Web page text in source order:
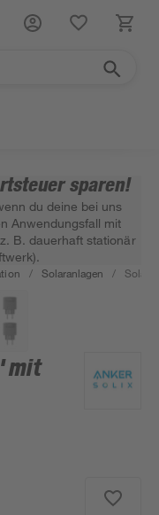
sparen!
du deine bei uns
Anwendungsfall mit
B. dauerhaft stationär
/ Solaranlagen /
mit